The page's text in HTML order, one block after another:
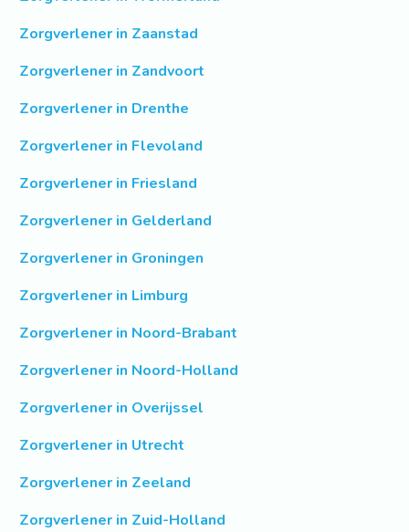
Zorgverlener in Zaanstad
Zorgverlener in Zandvoort
Zorgverlener in Drenthe
Zorgverlener in Flevoland
Zorgverlener in Friesland
Zorgverlener in Gelderland
Zorgverlener in Groningen
Zorgverlener in Limburg
Zorgverlener in Noord-Brabant
Zorgverlener in Noord-Holland
Zorgverlener in Overijssel
Zorgverlener in Utrecht
Zorgverlener in Zeeland
Zorgverlener in Zuid-Holland